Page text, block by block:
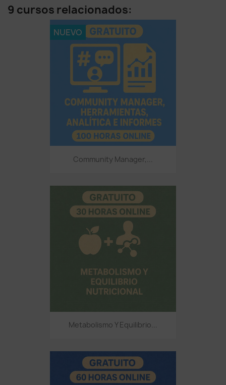
9 cursos relacionados:
Community Manager,...
NUEVO
Metabolismo Y Equilibrio...